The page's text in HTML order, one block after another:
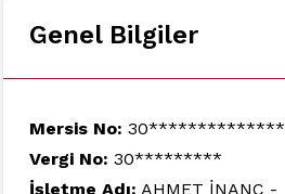
Genel Bilgiler
Mersis No: 30**************
Vergi No: 30*********
İşletme Adı: AHMET İNANÇ -